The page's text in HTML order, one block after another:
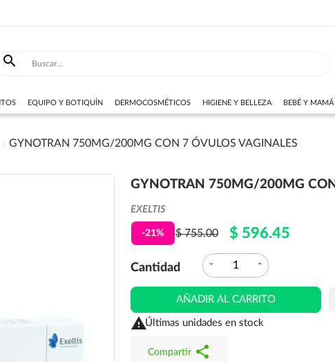

EQUIPO Y BOTIQUÍN DERMOCOSMÉTICOS HIGIENE Y BELLEZA BEBÉ Y MAMÁ
GYNOTRAN 750MG/200MG CON 7 ÓVULOS VAGINALES
GYNOTRAN 750MG/200MG
EXELTIS
-21% $ 755.00 $ 596.45
Cantidad expand_more expand_less
AÑADIR AL CARRITO
Últimas unidades en stock
Compartir share